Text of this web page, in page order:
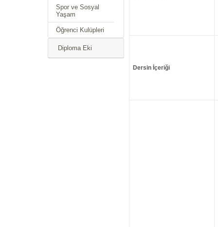
Spor ve Sosyal
Yaşam
Öğrenci Kulüpleri
Diploma Eki
Dersin İçeriği